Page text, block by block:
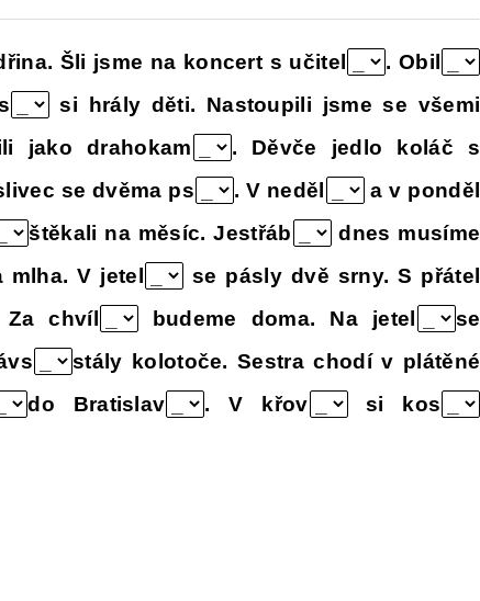
Šli jsme na koncert s učitel
. Obil
si hrály děti. Nastoupili jsme se všemi
jako drahokam
. Děvče jedlo koláč s
se dvěma ps . V neděl
a v ponděl
štěkali na měsíc. Jestřáb
dnes musíme
mlha. V jetel
se pásly dvě srny. S přátel
chvíl
budeme doma. Na jetel
se
stály kolotoče. Sestra chodí v plátěné
do Bratislav .V křov
si kos